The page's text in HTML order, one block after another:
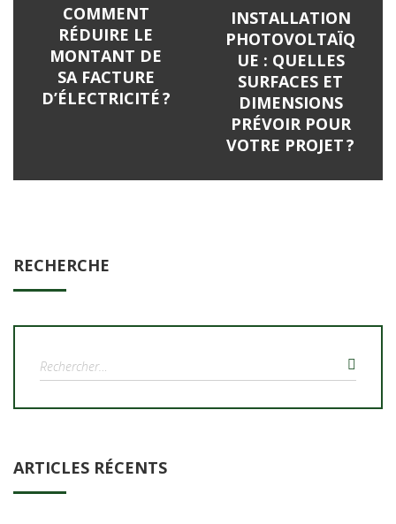
l’article
post:COMMENT
RÉDUIRE LE
MONTANT DE
SA FACTURE
D’ÉLECTRICITÉ ?
post:
INSTALLATION
PHOTOVOLTAÏQ
UE : QUELLES
SURFACES ET
DIMENSIONS
PRÉVOIR POUR
VOTRE PROJET ?
RECHERCHE
Rechercher :
ARTICLES RÉCENTS